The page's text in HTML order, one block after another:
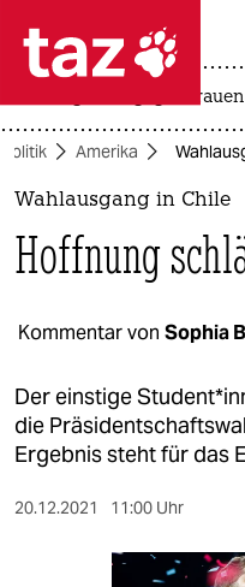
 taz
taz
themen
politik
öko
gesellschaft
kultur
gewalt gegen frauen
Politik Amerika
Wahlausgang in Chile
Hoffnung
Kommentar von Sophia
Der einstige
die
Ergebnis steht für das
20.12.2021 11:00 Uhr